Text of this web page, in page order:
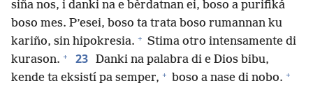
siña nos, i danki na e bèrdatnan ei, boso a purifiká
boso mes. P’esei, boso ta trata boso rumannan ku
kariño, sin hipokresia. + Stima otro intensamente di
kurason. + 23 Danki na palabra di e Dios bibu,
kende ta eksistí pa semper, + boso a nase di nobo. +